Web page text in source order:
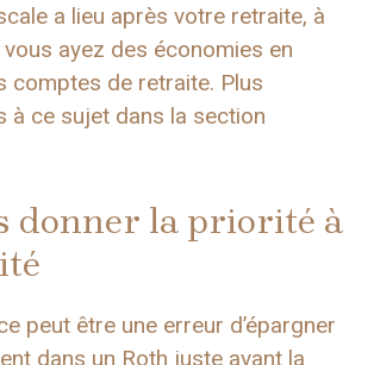
a lieu après votre retraite, à
ayez des économies en
comptes de retraite. Plus
à ce sujet dans la section
donner la priorité à
peut être une erreur d’épargner
dans un Roth juste avant la